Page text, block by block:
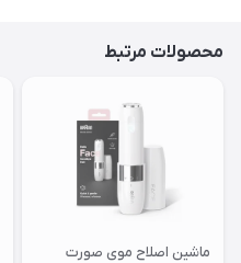
محصولات مرتبط
ماشین اصلاح موی صورت